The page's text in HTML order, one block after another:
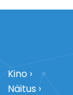
Kino
Näitus